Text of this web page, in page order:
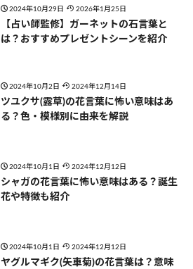
2024年10月29日 2026年1月25日
【占い師監修】ガーネットの石言葉と
は？おすすめプレゼントシーンを紹介
2024年10月2日 2024年12月14日
ツユクサ(露草)の花言葉に怖い意味はあ
る？色・模様別に由来を解説
2024年10月1日 2024年12月12日
シャガの花言葉に怖い意味はある？誕生
花や特徴も紹介
2024年10月1日 2024年12月12日
ヤグルマギク(矢車菊)の花言葉は？意味